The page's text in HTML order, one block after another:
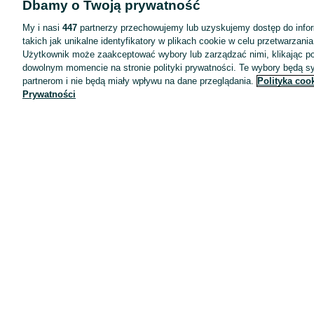
Wyróżnione ogłoszenia
Oferta dla firm
Blog
Regulamin
Polityka prywatności
Dbamy o Twoją prywatność
My i nasi 447 partnerzy przechowujemy lub uzyskujemy dostęp do
takich jak unikalne identyfikatory w plikach cookie w celu
Użytkownik może zaakceptować wybory lub zarządzać nimi, klikając
dowolnym momencie na stronie polityki prywatności. Te wybory będą
partnerom i nie będą miały wpływu na dane przeglądania. Polityka
Prywatności